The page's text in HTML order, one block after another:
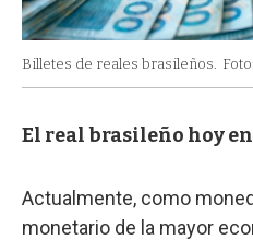
Billetes de reales brasileños.
El real brasileño hoy
Actualmente, como
monetario de la mayor